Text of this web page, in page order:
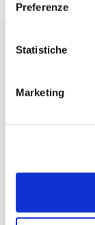
Preferenze
Statistiche
Marketing